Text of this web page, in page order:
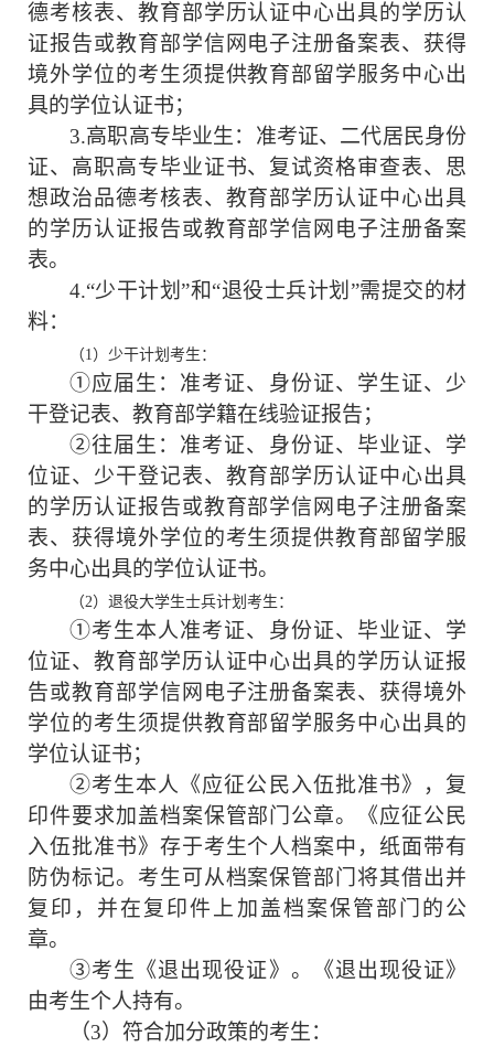
德考核表、教育部学历认证中心出具的学历认
证报告或教育部学信网电子注册备案表、获得
境外学位的考生须提供教育部留学服务中心出
具的学位认证书；
3.高职高专毕业生：准考证、二代居民身份
证、高职高专毕业证书、复试资格审查表、思
想政治品德考核表、教育部学历认证中心出具
的学历认证报告或教育部学信网电子注册备案
表。
4.“少干计划”和“退役士兵计划”需提交的材
料：
（1）少干计划考生：
①应届生：准考证、身份证、学生证、少
干登记表、教育部学籍在线验证报告；
②往届生：准考证、身份证、毕业证、学
位证、少干登记表、教育部学历认证中心出具
的学历认证报告或教育部学信网电子注册备案
表、获得境外学位的考生须提供教育部留学服
务中心出具的学位认证书。
（2）退役大学生士兵计划考生：
①考生本人准考证、身份证、毕业证、学
位证、教育部学历认证中心出具的学历认证报
告或教育部学信网电子注册备案表、获得境外
学位的考生须提供教育部留学服务中心出具的
学位认证书；
②考生本人《应征公民入伍批准书》，复
印件要求加盖档案保管部门公章。《应征公民
入伍批准书》存于考生个人档案中，纸面带有
防伪标记。考生可从档案保管部门将其借出并
复印，并在复印件上加盖档案保管部门的公
章。
③考生《退出现役证》。《退出现役证》
由考生个人持有。
（3） 符合加分政策的考生：